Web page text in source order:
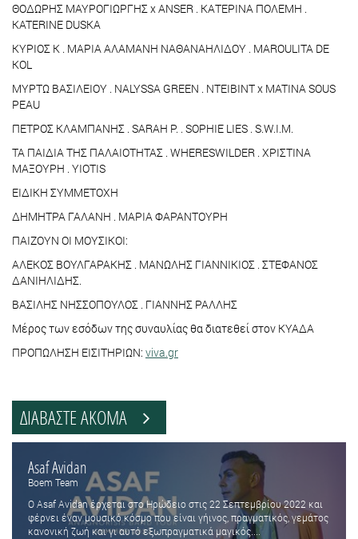
ΘΟΔΩΡΗΣ ΜΑΥΡΟΓΙΩΡΓΗΣ x ANSER . ΚΑΤΕΡΙΝΑ ΠΟΛΕΜΗ .
KATERINE DUSKA
ΚΥΡΙΟΣ Κ . ΜΑΡΙΑ ΑΛΑΜΑΝΗ NAΘΑΝΑΗΛΙΔΟΥ . MAROULITA DE
ΚOL
ΜΥΡΤΩ ΒΑΣΙΛΕΙΟΥ . NALYSSA GREEN . NTEΙBINT x MATINA SOUS
PEAU
ΠΕΤΡΟΣ ΚΛΑΜΠΑΝΗΣ . SARAH P. . SOPHIE LIES . S.W.I.M.
ΤΑ ΠΑΙΔΙΑ ΤΗΣ ΠΑΛΑΙΟΤΗΤΑΣ . WHERESWILDER . XΡΙΣΤΙΝΑ
ΜΑΞΟΥΡΗ . YIOTIS
ΕΙΔΙΚΗ ΣΥΜΜΕΤΟΧΗ
ΔΗΜΗΤΡΑ ΓΑΛΑΝΗ . ΜΑΡΙΑ ΦΑΡΑΝΤΟΥΡΗ
ΠΑΙΖΟΥΝ ΟΙ ΜΟΥΣΙΚΟΙ:
ΑΛΕΚΟΣ ΒΟΥΛΓΑΡΑΚΗΣ . ΜΑΝΩΛΗΣ ΓΙΑΝΝΙΚΙΟΣ . ΣΤΕΦΑΝΟΣ
ΔΑΝΙΗΛΙΔΗΣ.
ΒΑΣΙΛΗΣ ΝΗΣΣΟΠΟΥΛΟΣ . ΓΙΑΝΝΗΣ ΡΑΛΛΗΣ
Μέρος των εσόδων της συναυλίας θα διατεθεί στον ΚΥΑΔΑ
ΠΡΟΠΩΛΗΣΗ ΕΙΣΙΤΗΡΙΩΝ: viva.gr
ΔΙΑΒΑΣΤΕ ΑΚΟΜΑ
Asaf Avidan
Boem Team
Ο Asaf Avidan έρχεται στο Ηρώδειο στις 22 Σεπτεμβρίου 2022 και
φέρνει έναν μουσικό κόσμο που είναι γήινος, πραγματικός, γεμάτος
κανονική ζωή και γι αυτό εξωπραγματικά μαγικός....